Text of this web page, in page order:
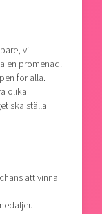
vill
en promenad.
för alla.
olika
ska ställa
att vinna